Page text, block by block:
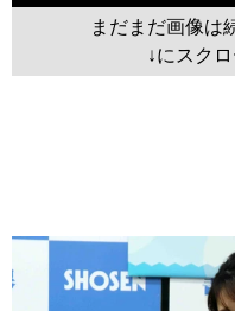
まだまだ画像は
↓にスク